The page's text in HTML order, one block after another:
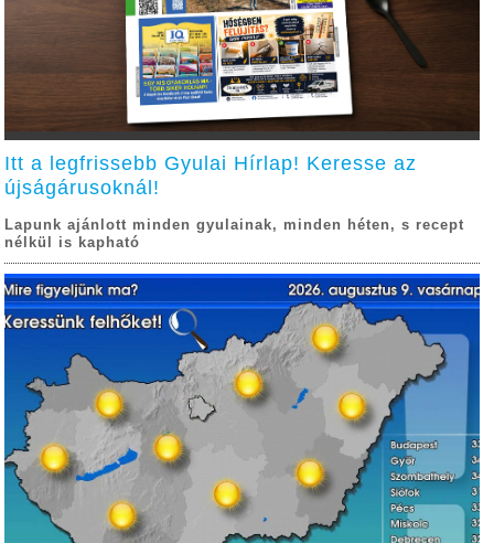
Itt a legfrissebb Gyulai Hírlap! Keresse az
újságárusoknál!
Lapunk ajánlott minden gyulainak, minden héten, s recept
nélkül is kapható